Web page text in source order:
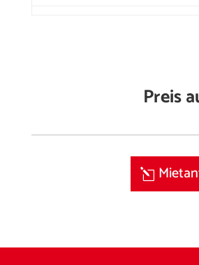
Preis